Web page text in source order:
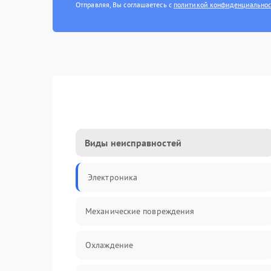
Отправляя, Вы соглашаетесь с политикой
Виды неисправностей
Электроника
Механические повреждения
Охлаждение